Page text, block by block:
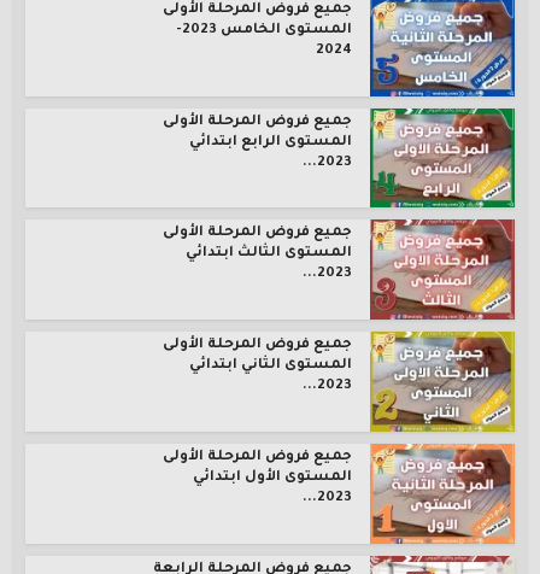
جميع فروض المرحلة الأولى
المستوى الخامس 2023-
2024
جميع فروض المرحلة الأولى
المستوى الرابع ابتدائي
2023...
جميع فروض المرحلة الأولى
المستوى الثالث ابتدائي
2023...
جميع فروض المرحلة الأولى
المستوى الثاني ابتدائي
2023...
جميع فروض المرحلة الأولى
المستوى الأول ابتدائي
2023...
جميع فروض المرحلة الرابعة